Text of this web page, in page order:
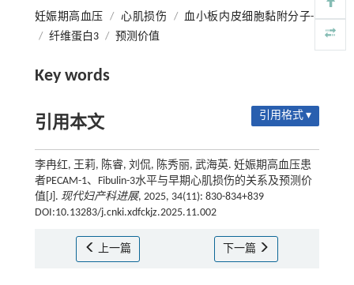
妊娠期高血压 / 心肌损伤 / 血小板内皮细胞黏附分子-1
/ 纤维蛋白3 / 预测价值
Key words
引用本文 引用格式 ▾
李冉红, 王莉, 陈睿, 刘侃, 陈秀丽, 武海英. 妊娠期高血压患
者PECAM-1、Fibulin-3水平与早期心肌损伤的关系及预测价
值[J]. 现代妇产科进展, 2025, 34(11): 830-834+839
DOI:10.13283/j.cnki.xdfckjz.2025.11.002
上一篇 下一篇